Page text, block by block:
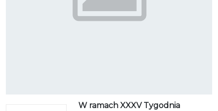
W ramach XXXV Tygodnia